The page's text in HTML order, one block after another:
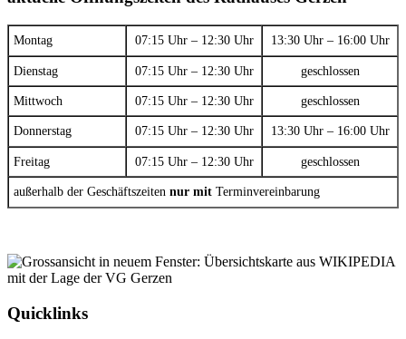
Montag 07:15 Uhr – 12:30 Uhr 13:30 Uhr – 16:00 Uhr
Dienstag 07:15 Uhr – 12:30 Uhr geschlossen
Mittwoch 07:15 Uhr – 12:30 Uhr geschlossen
Donnerstag 07:15 Uhr – 12:30 Uhr 13:30 Uhr – 16:00 Uhr
Freitag 07:15 Uhr – 12:30 Uhr geschlossen
außerhalb der Geschäftszeiten nur mit Terminvereinbarung
Quicklinks